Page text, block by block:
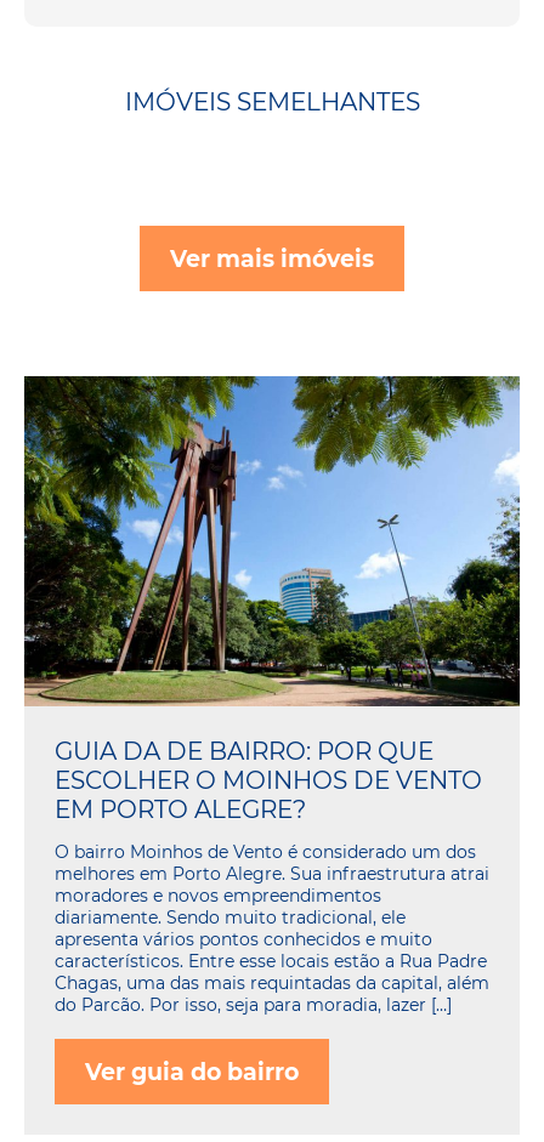
IMÓVEIS SEMELHANTES
Ver mais imóveis
GUIA DA DE BAIRRO: POR QUE
ESCOLHER O MOINHOS DE VENTO
EM PORTO ALEGRE?
O bairro Moinhos de Vento é considerado um dos
melhores em Porto Alegre. Sua infraestrutura atrai
moradores e novos empreendimentos
diariamente. Sendo muito tradicional, ele
apresenta vários pontos conhecidos e muito
característicos. Entre esse locais estão a Rua Padre
Chagas, uma das mais requintadas da capital, além
do Parcão. Por isso, seja para moradia, lazer […]
Ver guia do bairro